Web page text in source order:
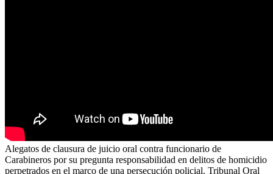
Alegatos de clausura de juicio oral contra funcionario de
Carabineros por su pregunta responsabilidad en delitos de homicidio
perpetrados en el marco de una persecución policial. Tribunal Oral